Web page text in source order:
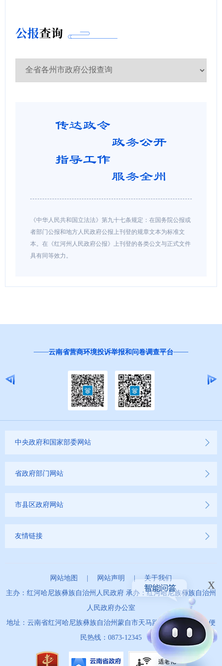
公报查询
《中华人民共和国立法法》第九十七条规定：在国务院公报或
者部门公报和地方人民政府公报上刊登的规章文本为标准文
本。在《红河州人民政府公报》上刊登的各类公文与正式文件
具有同等效力。
云南省营商环境投诉举报和问卷调查平台
中央政府和国家部委网站
省政府部门网站
市县区政府网站
友情链接
网站地图 网站声明 | 关于我们
主办：红河哈尼族彝族自治州人民政府 承办：红河哈尼族彝族自治州
人民政府办公室
地址：云南省红河哈尼族彝族自治州蒙自市天马路67号 政务服务便
民热线：0873-12345
x